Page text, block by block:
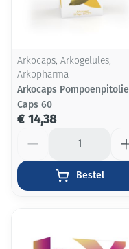
Arkocaps, Arkogelules,
Arkopharma
Arkocaps Pompoenpitolie
Caps 60
€ 14,38
Bestel